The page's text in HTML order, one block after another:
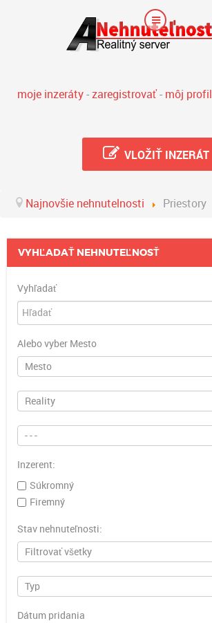
moje inzeráty - zaregistrovať- môj profil
VLOŽIŤ INZERÁT
Najnovšie nehnutelnosti Priestory
VYHĽADAŤ NEHNUTEĽNOSŤ
Vyhľadať
Alebo vyber Mesto
Inzerent:
Súkromný
Firemný
Stav nehnuteľnosti:
Dátum pridania